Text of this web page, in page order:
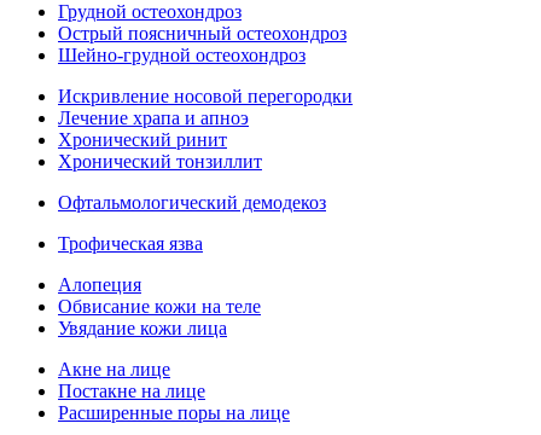
Грудной остеохондроз
Острый поясничный остеохондроз
Шейно-грудной остеохондроз
Искривление носовой перегородки
Лечение храпа и апноэ
Хронический ринит
Хронический тонзиллит
Офтальмологический демодекоз
Трофическая язва
Алопеция
Обвисание кожи на теле
Увядание кожи лица
Акне на лице
Постакне на лице
Расширенные поры на лице